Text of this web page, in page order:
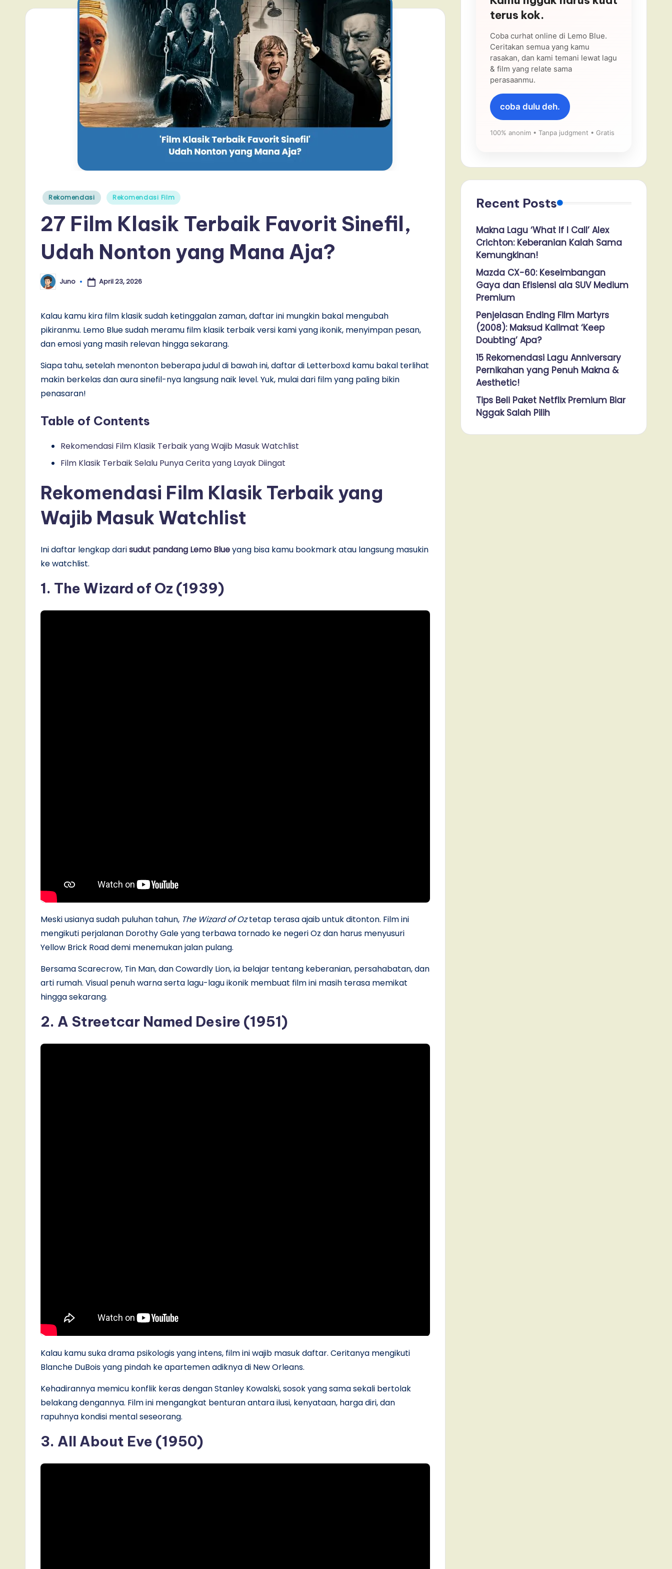
Posted
Rekomendasi Rekomendasi Film
27 Film Klasik Terbaik Favorit Sinefil,
Udah Nonton yang Mana Aja?
Posted
by
Juno April 23, 2026
Kalau kamu kira film klasik sudah ketinggalan zaman, daftar ini mungkin bakal mengubah
pikiranmu. Lemo Blue sudah meramu film klasik terbaik versi kami yang ikonik, menyimpan pesan,
dan emosi yang masih relevan hingga sekarang.
Siapa tahu, setelah menonton beberapa judul di bawah ini, daftar di Letterboxd kamu bakal terlihat
makin berkelas dan aura sinefil-nya langsung naik level. Yuk, mulai dari film yang paling bikin
penasaran!
Table of Contents
Rekomendasi Film Klasik Terbaik yang Wajib Masuk Watchlist
Film Klasik Terbaik Selalu Punya Cerita yang Layak Diingat
Rekomendasi Film Klasik Terbaik yang
Wajib Masuk Watchlist
Ini daftar lengkap darisudut pandang Lemo Blueyang bisa kamu bookmark atau langsung masukin
ke watchlist.
1. The Wizard of Oz (1939)
Meski usianya sudah puluhan tahun, The Wizard of Oztetap terasa ajaib untuk ditonton. Film ini
mengikuti perjalanan Dorothy Gale yang terbawa tornado ke negeri Oz dan harus menyusuri
Yellow Brick Road demi menemukan jalan pulang.
Bersama Scarecrow, Tin Man, dan Cowardly Lion, ia belajar tentang keberanian, persahabatan, dan
arti rumah. Visual penuh warna serta lagu-lagu ikonik membuat film ini masih terasa memikat
hingga sekarang.
2. A Streetcar Named Desire (1951)
Kalau kamu suka drama psikologis yang intens, film ini wajib masuk daftar. Ceritanya mengikuti
Blanche DuBois yang pindah ke apartemen adiknya di New Orleans.
Kehadirannya memicu konflik keras dengan Stanley Kowalski, sosok yang sama sekali bertolak
belakang dengannya. Film ini mengangkat benturan antara ilusi, kenyataan, harga diri, dan
rapuhnya kondisi mental seseorang.
3. All About Eve (1950)
terus kok.
Coba curhat online di Lemo Blue.
Ceritakan semua yang kamu
rasakan, dan kami temani lewat lagu
& film yang relate sama
perasaanmu.
coba dulu deh.
100% anonim • Tanpa judgment • Gratis
Recent Posts
Makna Lagu ‘What If I Call’ Alex
Crichton: Keberanian Kalah Sama
Kemungkinan!
Mazda CX-60: Keseimbangan
Gaya dan Efisiensi ala SUV Medium
Premium
Penjelasan Ending Film Martyrs
(2008): Maksud Kalimat ‘Keep
Doubting’ Apa?
15 Rekomendasi Lagu Anniversary
Pernikahan yang Penuh Makna &
Aesthetic!
Tips Beli Paket Netflix Premium Biar
Nggak Salah Pilih